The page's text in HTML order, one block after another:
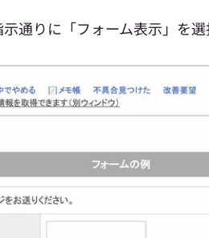
通りに「フォーム表示」を選